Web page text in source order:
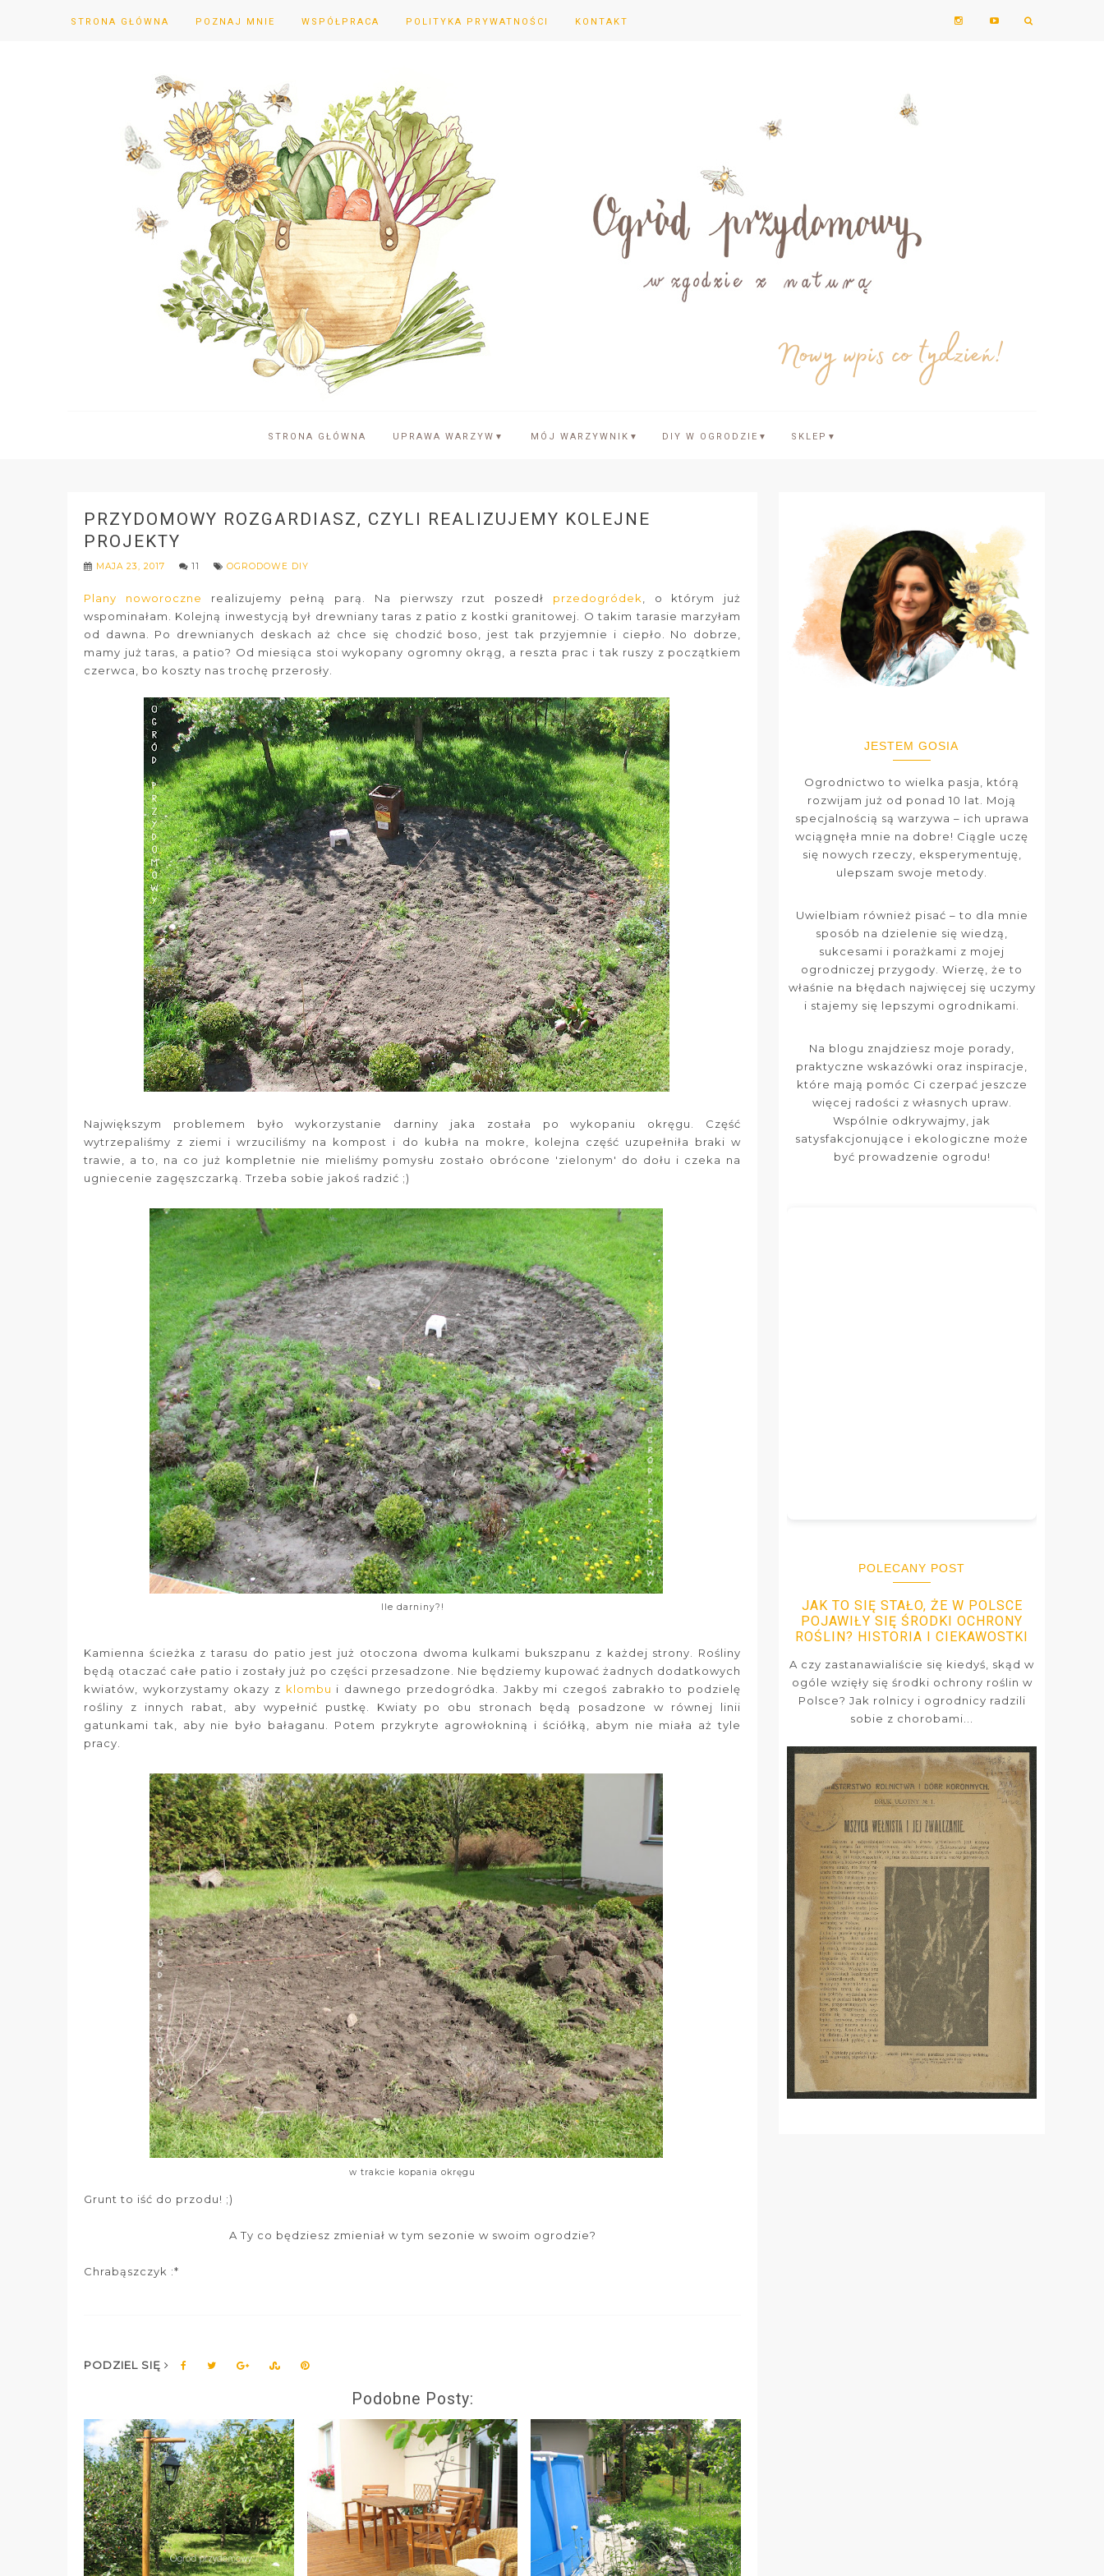
STRONA GŁÓWNA POZNAJ MNIE WSPÓŁPRACA POLITYKA PRYWATNOŚCI KONTAKT
STRONA GŁÓWNA UPRAWA WARZYW ▼ MÓJ WARZYWNIK ▼ DIY W OGRODZIE ▼ SKLEP ▼
PRZYDOMOWY ROZGARDIASZ, CZYLI REALIZUJEMY KOLEJNE
PROJEKTY
MAJA 23, 2017 11 OGRODOWE DIY
Plany noworoczne realizujemy pełną parą. Na pierwszy rzut poszedł przedogródek
, o którym już
wspominałam. Kolejną inwestycją był drewniany taras z patio z kostki granitowej. O takim tarasie marzyłam
od dawna. Po drewnianych deskach aż chce się chodzić boso, jest tak przyjemnie i ciepło. No dobrze,
mamy już taras, a patio? Od miesiąca stoi wykopany ogromny okrąg, a reszta prac i tak ruszy z początkiem
czerwca, bo koszty nas trochę przerosły.
Największym problemem było wykorzystanie darniny jaka została po wykopaniu okręgu. Część
wytrzepaliśmy z ziemi i wrzuciliśmy na kompost i do kubła na mokre, kolejna część uzupełniła braki w
trawie, a to, na co już kompletnie nie mieliśmy pomysłu zostało obrócone 'zielonym' do dołu i czeka na
ugniecenie zagęszczarką. Trzeba sobie jakoś radzić ;)
Ile darniny?!
Kamienna ścieżka z tarasu do patio jest już otoczona dwoma kulkami bukszpanu z każdej strony. Rośliny
będą otaczać całe patio i zostały już po części przesadzone. Nie będziemy kupować żadnych dodatkowych
kwiatów, wykorzystamy okazy z klombu i dawnego przedogródka. Jakby mi czegoś zabrakło to podzielę
rośliny z innych rabat, aby wypełnić pustkę. Kwiaty po obu stronach będą posadzone w równej linii
gatunkami tak, aby nie było bałaganu. Potem przykryte agrowłokniną i ściółką, abym nie miała aż tyle
pracy.
w trakcie kopania okręgu
Grunt to iść do przodu! ;)
A Ty co będziesz zmieniał w tym sezonie w swoim ogrodzie?
Chrabąszczyk :*
PODZIEL SIĘ
Podobne Posty:
JESTEM GOSIA
Ogrodnictwo to wielka pasja, którą
rozwijam już od ponad 10 lat. Moją
specjalnością są warzywa – ich uprawa
wciągnęła mnie na dobre! Ciągle uczę
się nowych rzeczy, eksperymentuję,
ulepszam swoje metody.
Uwielbiam również pisać – to dla mnie
sposób na dzielenie się wiedzą,
sukcesami i porażkami z mojej
ogrodniczej przygody. Wierzę, że to
właśnie na błędach najwięcej się uczymy
i stajemy się lepszymi ogrodnikami.
Na blogu znajdziesz moje porady,
praktyczne wskazówki oraz inspiracje,
które mają pomóc Ci czerpać jeszcze
więcej radości z własnych upraw.
Wspólnie odkrywajmy, jak
satysfakcjonujące i ekologiczne może
być prowadzenie ogrodu!
POLECANY POST
JAK TO SIĘ STAŁO, ŻE W POLSCE
POJAWIŁY SIĘ ŚRODKI OCHRONY
ROŚLIN? HISTORIA I CIEKAWOSTKI
A czy zastanawialiście się kiedyś, skąd w
ogóle wzięły się środki ochrony roślin w
Polsce? Jak rolnicy i ogrodnicy radzili
sobie z chorobami...